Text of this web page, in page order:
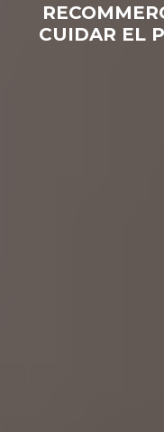
CUIDAR EL